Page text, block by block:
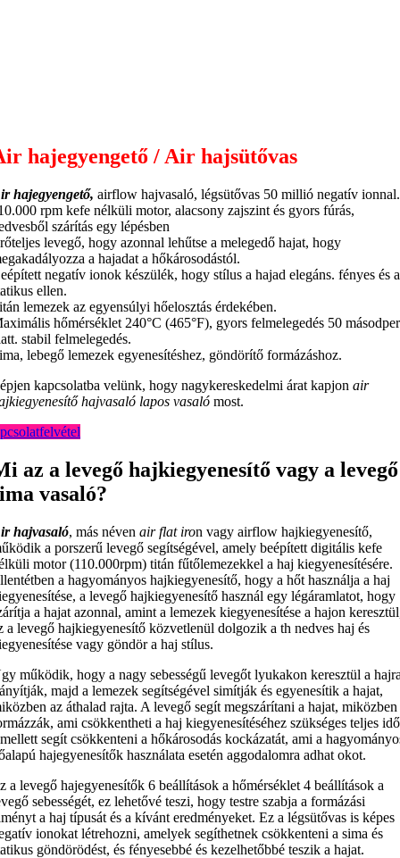
hajegyengető / Air hajsütővas
hajegyengető, airflow hajvasaló, légsütővas 50 millió negatív ionnal.
rpm kefe nélküli motor, alacsony zajszint és gyors fúrás,
szárítás egy lépésben
levegő, hogy azonnal lehűtse a melegedő hajat, hogy
a hajadat a hőkárosodástól.
negatív ionok készülék, hogy stílus a hajad elegáns. fényes és a
ellen.
lemezek az egyensúlyi hőelosztás érdekében.
hőmérséklet 240°C (465°F), gyors felmelegedés 50
stabil felmelegedés.
lebegő lemezek egyenesítéshez, göndörítő formázáshoz.
kapcsolatba velünk, hogy nagykereskedelmi árat kapjonair
hajvasaló lapos vasaló most.
az a levegő hajkiegyenesítő vagy a levegő
vasaló?
hajvasaló, más névenair flat iron vagy airflow hajkiegyenesítő,
a porszerű levegő segítségével, amely beépített digitális kefe
motor (110.000rpm) titán fűtőlemezekkel a haj kiegyenesítésére.
a hagyományos hajkiegyenesítő, hogy a hőt használja a haj
a levegő hajkiegyenesítő használ egy légáramlatot, hogy
a hajat azonnal, amint a lemezek kiegyenesítése a hajon
a levegő hajkiegyenesítő közvetlenül dolgozik a th nedves haj és
vagy göndör a haj stílus.
működik, hogy a nagy sebességű levegőt lyukakon keresztül a
majd a lemezek segítségével simítják és egyenesítik a hajat,
az áthalad rajta. A levegő segít megszárítani a hajat, miközben
ami csökkentheti a haj kiegyenesítéséhez szükséges teljes
segít csökkenteni a hőkárosodás kockázatát, ami a
hajegyenesítők használata esetén aggodalomra adhat okot.
a levegő hajegyenesítők 6 beállítások a hőmérséklet 4 beállítások a
sebességét, ez lehetővé teszi, hogy testre szabja a formázási
a haj típusát és a kívánt eredményeket. Ez a légsütővas is képes
ionokat létrehozni, amelyek segíthetnek csökkenteni a sima és
göndörödést, és fényesebbé és kezelhetőbbé teszik a hajat.